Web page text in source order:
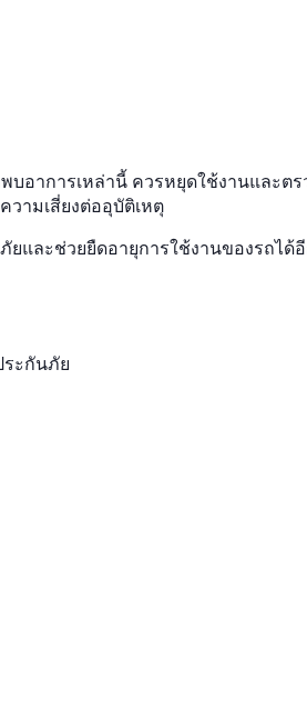
อาการเหล่านี้ ควรหยุดใช้งานและตร
วามเสี่ยงต่ออุบัติเหตุ
ยและช่วยยืดอายุการใช้งานของรถได้
ะกันภัย